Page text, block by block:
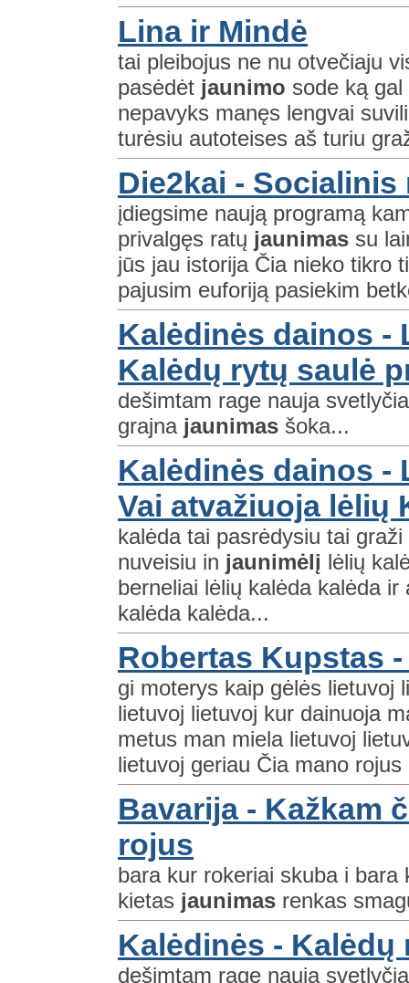
Lina ir Mindė
tai pleibojus ne nu otvečiaju
pasėdėt jaunimo sode ką
nepavyks manęs lengvai
turėsiu autoteises aš turiu
Die2kai - Socialinis
įdiegsime naują programą
privalgęs ratų jaunimas su
jūs jau istorija Čia nieko tikro
pajusim euforiją pasiekim
Kalėdinės dainos -
Kalėdų rytų saulė
dešimtam rage nauja
grajna jaunimas šoka...
Kalėdinės dainos -
Vai atvažiuoja lėlių
kalėda tai pasrėdysiu tai
nuveisiu in jaunimėlį lėlių
berneliai lėlių kalėda kalėda
kalėda kalėda...
Robertas Kupstas
gi moterys kaip gėlės lietuvoj
lietuvoj lietuvoj kur dainuoja
metus man miela lietuvoj
lietuvoj geriau Čia mano
Bavarija - Kažkam
rojus
bara kur rokeriai skuba i
kietas jaunimas renkas
Kalėdinės -
dešimtam rage nauja